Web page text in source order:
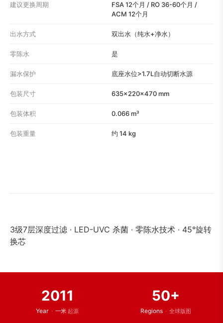
建议更换周期
FSA 12个月 / RO 36-60个月 /
ACM 12个月
出水方式 双出水（纯水+净水）
零陈水 是
漏水保护 底座水位>1.7L自动切断水源
包装尺寸 635×220×470 mm
包装体积 0.066 m³
包装重量 约 14 kg
3级7层深度过滤 · LED-UVC 杀菌 · 零陈水技术 · 45°旋转
换芯
2011
Year · 一米 起源
50+
Regions · 全球版图